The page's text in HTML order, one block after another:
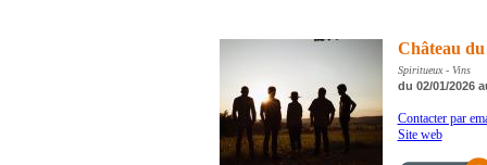
Château
Spiritueux - Vins
du 02/01/2026
Contacter par
Site web